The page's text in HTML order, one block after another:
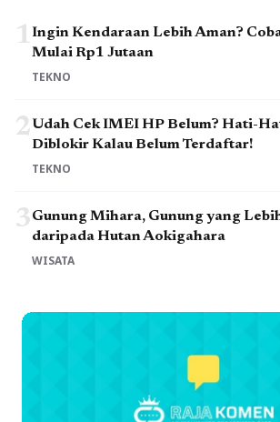
1Ingin Kendaraan Lebih Aman?
Mulai Rp1 Jutaan
TEKNO
2Udah Cek IMEI HP Belum? Hati-
Diblokir Kalau Belum Terdaftar!
TEKNO
3Gunung Mihara, Gunung yang
daripada Hutan Aokigahara
WISATA